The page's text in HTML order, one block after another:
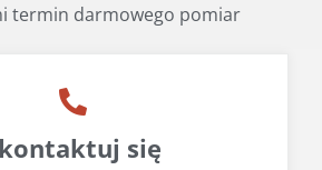
termin darmowego pomiar
się